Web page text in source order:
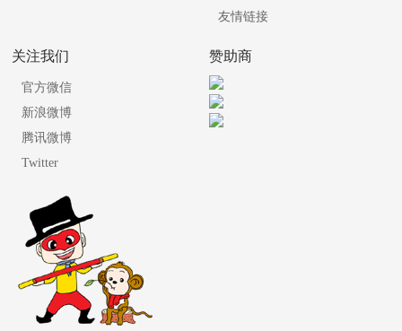
友情链接
关注我们
官方微信
新浪微博
腾讯微博
Twitter
赞助商